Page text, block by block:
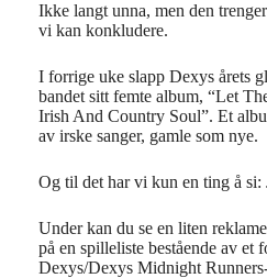
Ikke langt unna, men den
vi kan konkludere.
I forrige uke slapp Dexys årets
bandet sitt femte album, “Let
Irish And Country Soul”. Et
av irske sanger, gamle som nye.
Og til det har vi kun en ting å si:
Under kan du se en liten
på en spilleliste bestående av et
Dexys/Dexys Midnight